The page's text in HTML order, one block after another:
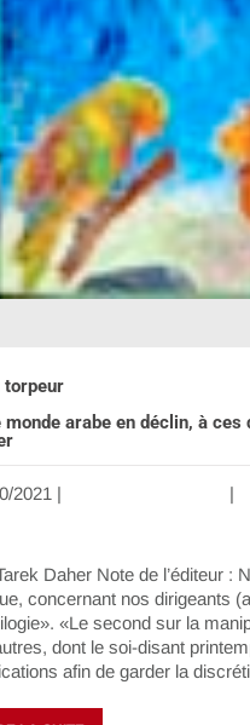
torpeur
monde arabe en déclin, à
2021 | |
Daher Note de l’éditeur :
concernant nos dirigeants
«Le second sur la
dont le soi-disant
afin de garder la